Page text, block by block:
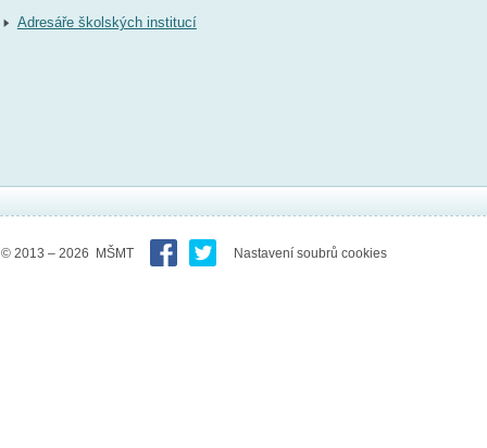
Adresáře školských institucí
© 2013 – 2026 MŠMT Nastavení soubrů cookies